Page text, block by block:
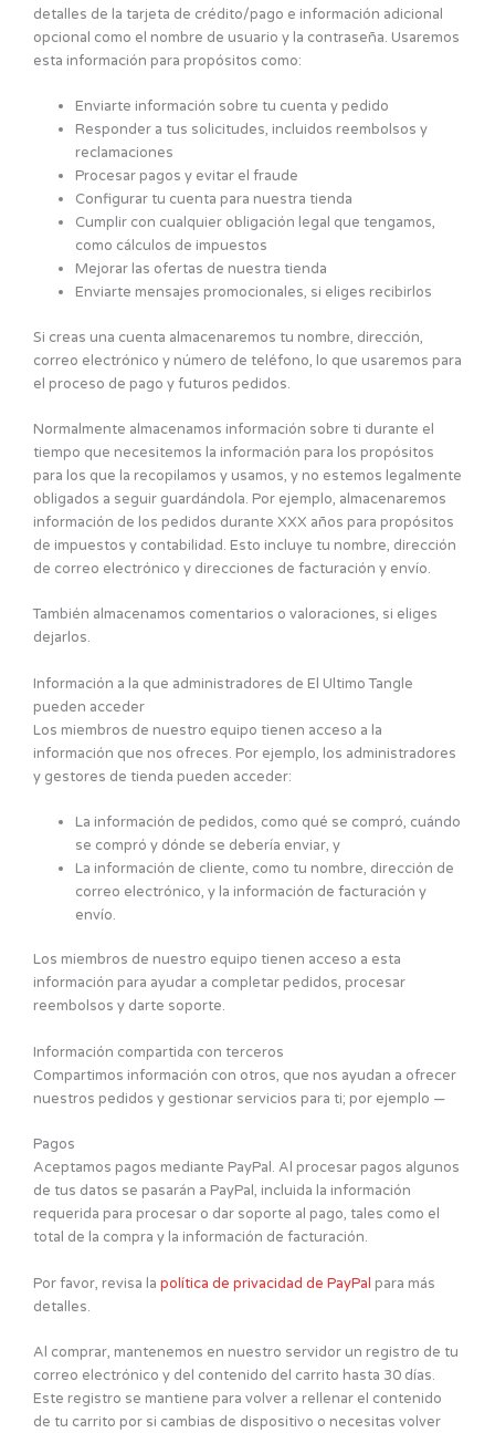
detalles de la tarjeta de crédito/pago e información adicional
opcional como el nombre de usuario y la contraseña. Usaremos
esta información para propósitos como:
Enviarte información sobre tu cuenta y pedido
Responder a tus solicitudes, incluidos reembolsos y
reclamaciones
Procesar pagos y evitar el fraude
Configurar tu cuenta para nuestra tienda
Cumplir con cualquier obligación legal que tengamos,
como cálculos de impuestos
Mejorar las ofertas de nuestra tienda
Enviarte mensajes promocionales, si eliges recibirlos
Si creas una cuenta almacenaremos tu nombre, dirección,
correo electrónico y número de teléfono, lo que usaremos para
el proceso de pago y futuros pedidos.
Normalmente almacenamos información sobre ti durante el
tiempo que necesitemos la información para los propósitos
para los que la recopilamos y usamos, y no estemos legalmente
obligados a seguir guardándola. Por ejemplo, almacenaremos
información de los pedidos durante XXX años para propósitos
de impuestos y contabilidad. Esto incluye tu nombre, dirección
de correo electrónico y direcciones de facturación y envío.
También almacenamos comentarios o valoraciones, si eliges
dejarlos.
Información a la que administradores de El Ultimo Tangle
pueden acceder
Los miembros de nuestro equipo tienen acceso a la
información que nos ofreces. Por ejemplo, los administradores
y gestores de tienda pueden acceder:
La información de pedidos, como qué se compró, cuándo
se compró y dónde se debería enviar, y
La información de cliente, como tu nombre, dirección de
correo electrónico, y la información de facturación y
envío.
Los miembros de nuestro equipo tienen acceso a esta
información para ayudar a completar pedidos, procesar
reembolsos y darte soporte.
Información compartida con terceros
Compartimos información con otros, que nos ayudan a ofrecer
nuestros pedidos y gestionar servicios para ti; por ejemplo —
Pagos
Aceptamos pagos mediante PayPal. Al procesar pagos algunos
de tus datos se pasarán a PayPal, incluida la información
requerida para procesar o dar soporte al pago, tales como el
total de la compra y la información de facturación.
Por favor, revisa la política de privacidad de PayPal para más
detalles.
Al comprar, mantenemos en nuestro servidor un registro de tu
correo electrónico y del contenido del carrito hasta 30 días.
Este registro se mantiene para volver a rellenar el contenido
de tu carrito por si cambias de dispositivo o necesitas volver